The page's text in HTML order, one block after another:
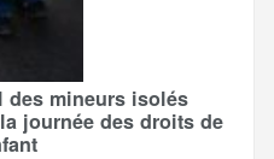
mineurs isolés
journée des droits de